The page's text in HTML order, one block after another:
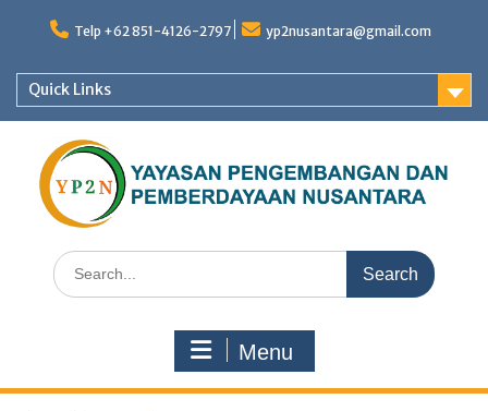
Telp +62 851-4126-2797 yp2nusantara@gmail.com
Quick Links
Search
for:
Menu